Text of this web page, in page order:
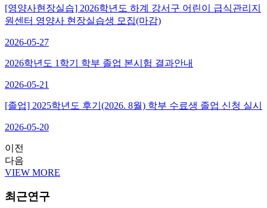
[영양사현장실습] 2026학년도 하계 강서구 어린이 급식관리지
원센터 영양사 현장실습생 모집(마감)
2026-05-27
2026학년도 1학기 학부 졸업 본시험 결과안내
2026-05-21
[졸업] 2025학년도 후기(2026. 8월) 학부 수료생 졸업 신청 실시
2026-05-20
이전
다음
VIEW MORE
최근연구